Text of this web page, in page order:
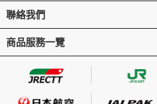
聯絡我們
商品服務一覽